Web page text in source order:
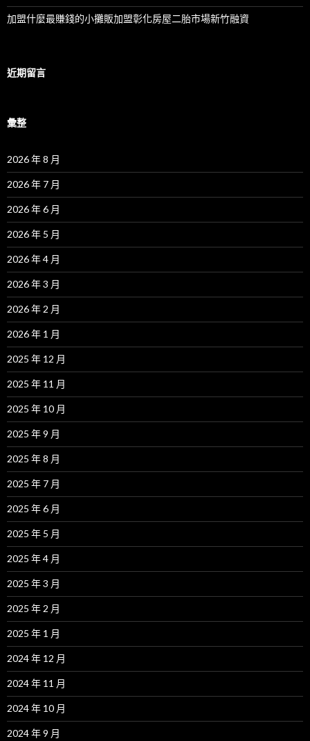
加盟什麼最賺錢的小攤販加盟彰化房屋二胎市場新竹融資
近期留言
彙整
2026 年 8 月
2026 年 7 月
2026 年 6 月
2026 年 5 月
2026 年 4 月
2026 年 3 月
2026 年 2 月
2026 年 1 月
2025 年 12 月
2025 年 11 月
2025 年 10 月
2025 年 9 月
2025 年 8 月
2025 年 7 月
2025 年 6 月
2025 年 5 月
2025 年 4 月
2025 年 3 月
2025 年 2 月
2025 年 1 月
2024 年 12 月
2024 年 11 月
2024 年 10 月
2024 年 9 月